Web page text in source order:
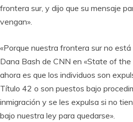
frontera sur, y dijo que su mensaje
vengan».
«Porque nuestra frontera sur no
Dana Bash de CNN en «State of the
ahora es que los individuos son
Título 42 o son puestos bajo
inmigración y se les expulsa si no
bajo nuestra ley para quedarse».